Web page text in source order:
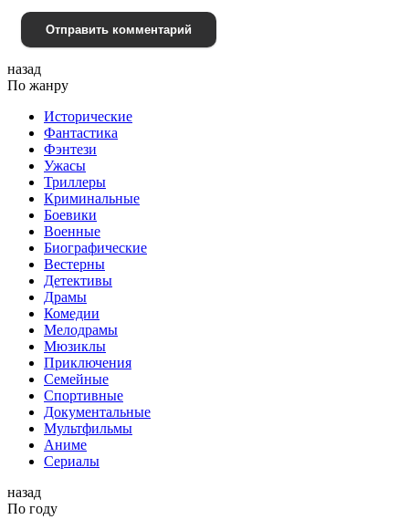
Отправить комментарий
назад
По жанру
Исторические
Фантастика
Фэнтези
Ужасы
Триллеры
Криминальные
Боевики
Военные
Биографические
Вестерны
Детективы
Драмы
Комедии
Мелодрамы
Мюзиклы
Приключения
Семейные
Спортивные
Документальные
Мультфильмы
Аниме
Сериалы
назад
По году